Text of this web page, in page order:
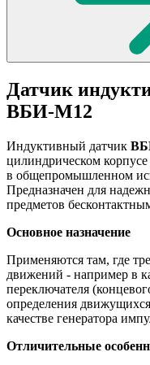
Датчик
ВБИ-М12
Индуктивный датчик
цилиндрическом
в общепромышленном
Предназначен для
предметов
Основное назначение
Применяются там, где
движений - например в
переключателя
определения
качестве генератора
Отличительные